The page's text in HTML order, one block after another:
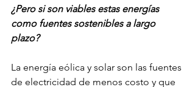
¿Pero si son viables estas energías
como fuentes sostenibles a largo
plazo?
La energía eólica y solar son las fuentes
de electricidad de menos costo y que